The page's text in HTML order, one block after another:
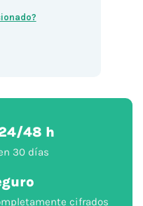
48 h
30 días
cifrados